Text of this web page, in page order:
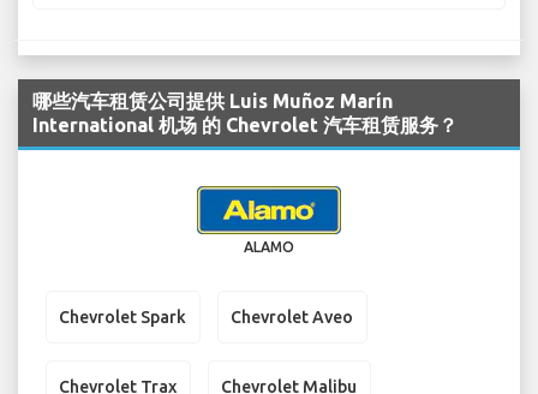
哪些汽车租赁公司提供 Luis Muñoz Marín
International 机场 的 Chevrolet 汽车租赁服务？
ALAMO
Chevrolet Spark Chevrolet Aveo
Chevrolet Trax Chevrolet Malibu